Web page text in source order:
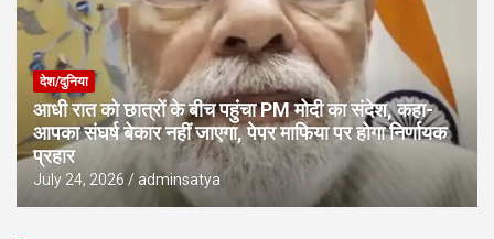
देश/दुनिया
आधी रात को छात्रों के बीच पहुंचा PM मोदी का संदेश, कहा-
आपका संघर्ष बेकार नहीं जाएगा, पेपर माफिया पर होगा निर्णायक
प्रहार
July 24, 2026 adminsatya